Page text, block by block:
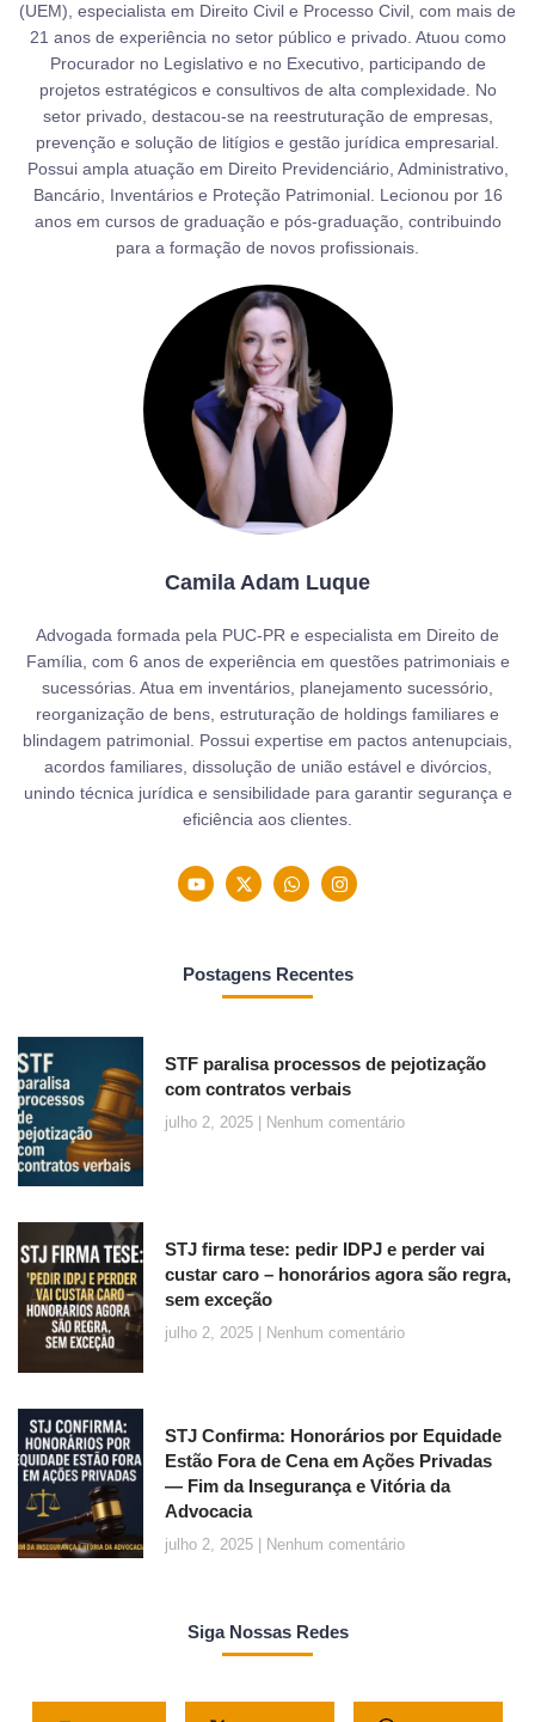
(UEM), especialista em Direito Civil e Processo Civil, com mais de
21 anos de experiência no setor público e privado. Atuou como
Procurador no Legislativo e no Executivo, participando de
projetos estratégicos e consultivos de alta complexidade. No
setor privado, destacou-se na reestruturação de empresas,
prevenção e solução de litígios e gestão jurídica empresarial.
Possui ampla atuação em Direito Previdenciário, Administrativo,
Bancário, Inventários e Proteção Patrimonial. Lecionou por 16
anos em cursos de graduação e pós-graduação, contribuindo
para a formação de novos profissionais.
Camila Adam Luque
Advogada formada pela PUC-PR e especialista em Direito de
Família, com 6 anos de experiência em questões patrimoniais e
sucessórias. Atua em inventários, planejamento sucessório,
reorganização de bens, estruturação de holdings familiares e
blindagem patrimonial. Possui expertise em pactos antenupciais,
acordos familiares, dissolução de união estável e divórcios,
unindo técnica jurídica e sensibilidade para garantir segurança e
eficiência aos clientes.
Postagens Recentes
STF paralisa processos de pejotização
com contratos verbais
julho 2, 2025 Nenhum comentário
STJ firma tese: pedir IDPJ e perder vai
custar caro – honorários agora são regra,
sem exceção
julho 2, 2025 Nenhum comentário
STJ Confirma: Honorários por Equidade
Estão Fora de Cena em Ações Privadas
— Fim da Insegurança e Vitória da
Advocacia
julho 2, 2025 Nenhum comentário
Siga Nossas Redes